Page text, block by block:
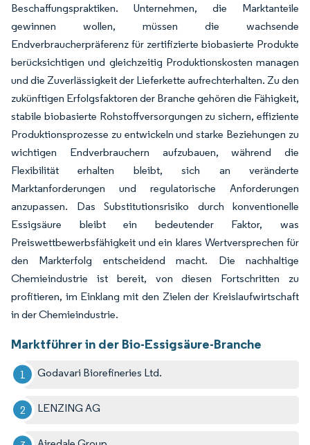
Beschaffungspraktiken. Unternehmen, die Marktanteile
gewinnen wollen, müssen die wachsende
Endverbraucherpräferenz für zertifizierte biobasierte Produkte
berücksichtigen und gleichzeitig Produktionskosten managen
und die Zuverlässigkeit der Lieferkette aufrechterhalten. Zu den
zukünftigen Erfolgsfaktoren der Branche gehören die Fähigkeit,
stabile biobasierte Rohstoffversorgungen zu sichern, effiziente
Produktionsprozesse zu entwickeln und starke Beziehungen zu
wichtigen Endverbrauchern aufzubauen, während die
Flexibilität erhalten bleibt, sich an veränderte
Marktanforderungen und regulatorische Anforderungen
anzupassen. Das Substitutionsrisiko durch konventionelle
Essigsäure bleibt ein bedeutender Faktor, was
Preiswettbewerbsfähigkeit und ein klares Wertversprechen für
den Markterfolg entscheidend macht. Die nachhaltige
Chemieindustrie ist bereit, von diesen Fortschritten zu
profitieren, im Einklang mit den Zielen der Kreislaufwirtschaft
in der Chemieindustrie.
Marktführer in der Bio-Essigsäure-Branche
Godavari Biorefineries Ltd.
LENZING AG